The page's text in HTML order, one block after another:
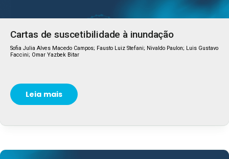
Cartas de suscetibilidade à inundação
Sofia Julia Alves Macedo Campos; Fausto Luiz Stefani; Nivaldo Paulon; Luis Gustavo
Faccini; Omar Yazbek Bitar
Leia mais